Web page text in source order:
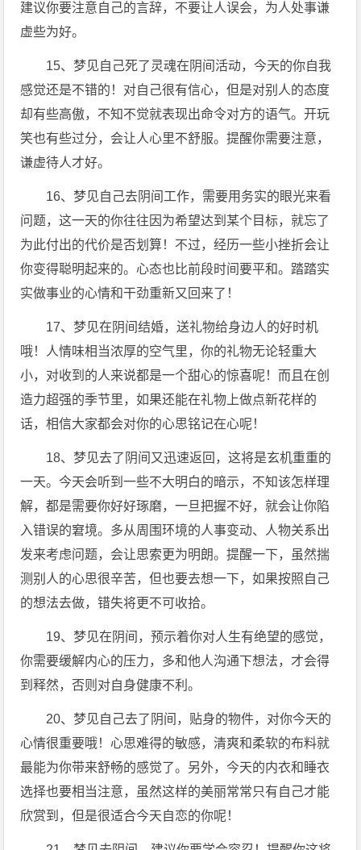
建议你要注意自己的言辞，不要让人误会，为人处事谦
虚些为好。
15、梦见自己死了灵魂在阴间活动，今天的你自我
感觉还是不错的！对自己很有信心，但是对别人的态度
却有些高傲，不知不觉就表现出命令对方的语气。开玩
笑也有些过分，会让人心里不舒服。提醒你需要注意，
谦虚待人才好。
16、梦见自己去阴间工作，需要用务实的眼光来看
问题，这一天的你往往因为希望达到某个目标，就忘了
为此付出的代价是否划算！不过，经历一些小挫折会让
你变得聪明起来的。心态也比前段时间要平和。踏踏实
实做事业的心情和干劲重新又回来了！
17、梦见在阴间结婚，送礼物给身边人的好时机
哦！人情味相当浓厚的空气里，你的礼物无论轻重大
小，对收到的人来说都是一个甜心的惊喜呢！而且在创
造力超强的季节里，如果还能在礼物上做点新花样的
话，相信大家都会对你的心思铭记在心呢！
18、梦见去了阴间又迅速返回，这将是玄机重重的
一天。今天会听到一些不大明白的暗示，不知该怎样理
解，都是需要你好好琢磨，一旦把握不好，就会让你陷
入错误的窘境。多从周围环境的人事变动、人物关系出
发来考虑问题，会让思索更为明朗。提醒一下，虽然揣
测别人的心思很辛苦，但也要去想一下，如果按照自己
的想法去做，错失将更不可收拾。
19、梦见在阴间，预示着你对人生有绝望的感觉，
你需要缓解内心的压力，多和他人沟通下想法，才会得
到释然，否则对自身健康不利。
20、梦见自己去了阴间，贴身的物件，对你今天的
心情很重要哦！心思难得的敏感，清爽和柔软的布料就
最能为你带来舒畅的感觉了。另外，今天的内衣和睡衣
选择也要相当注意，虽然这样的美丽常常只有自己才能
欣赏到，但是很适合今天自恋的你呢！